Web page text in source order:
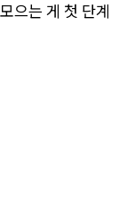
으는 게 첫 단계